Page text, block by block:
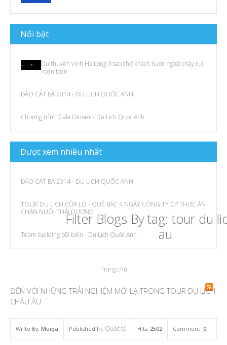
Nổi bật
Du thuyền vịnh Hạ Long 3 sao chở khách nước ngoài cháy rụi
hoàn toàn
ĐẢO CÁT BÀ 2014 - DU LỊCH QUỐC ANH
Chương trình Gala Dinner - Du Lich Quoc Anh
Đượcxem nhiều nhất
ĐẢO CÁT BÀ 2014 - DU LỊCH QUỐC ANH
TOUR DU LỊCH CỬA LÒ - QUÊ BÁC 4 NGÀY CÔNG TY CP THỨC ĂN
CHĂN NUÔI THÁI DƯƠNG
Team building bãi biển - Du Lịch Quốc Anh
Trang chủ
Filter Blogs By tag: tour du
au
ĐẾN VỚI NHỮNG TRẢI NGHIỆM MỚI LẠ TRONG TOUR DU LỊCH
CHÂU ÂU
Write By: Muiqa Published In: Quốc tế Hits: 2502 Comment: 0